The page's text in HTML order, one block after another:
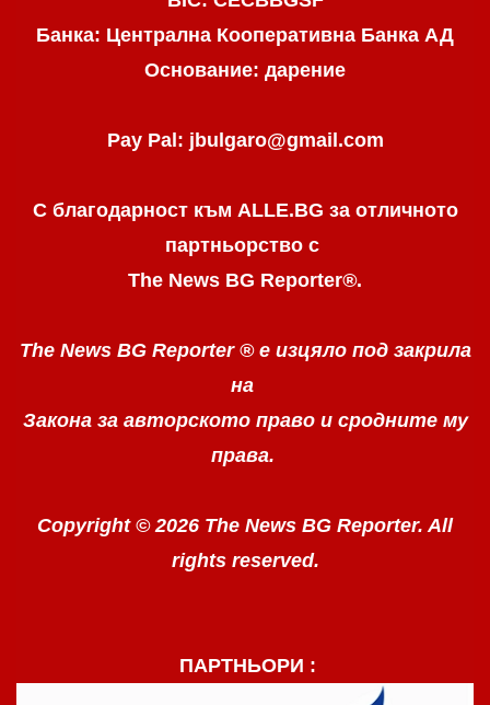
Банка: Централна Кооперативна Банка АД
Основание: дарение
Pay Pal: jbulgaro@gmail.com
С благодарност към ALLE.BG за отличното
партньорство с
The News BG Reporter®.
The News BG Reporter ® е изцяло под закрила
на
Закона за авторското право и сродните му
права.
Copyright © 2026 The News BG Reporter. All
rights reserved.
ПАРТНЬОРИ :